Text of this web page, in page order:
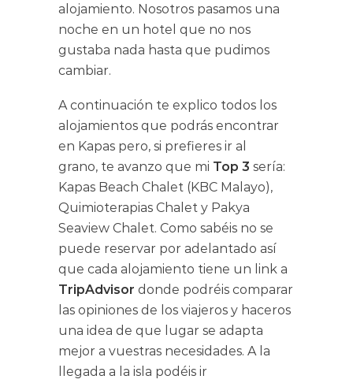
alojamiento. Nosotros pasamos una
noche en un hotel que no nos
gustaba nada hasta que pudimos
cambiar.
A continuación te explico todos los
alojamientos que podrás encontrar
en Kapas pero, si prefieres ir al
grano, te avanzo que mi Top 3 sería:
Kapas Beach Chalet (KBC Malayo),
Quimioterapias Chalet y Pakya
Seaview Chalet. Como sabéis no se
puede reservar por adelantado así
que cada alojamiento tiene un link a
TripAdvisor donde podréis comparar
las opiniones de los viajeros y haceros
una idea de que lugar se adapta
mejor a vuestras necesidades. A la
llegada a la isla podéis ir